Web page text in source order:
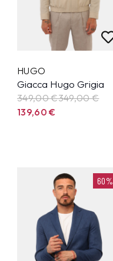
HUGO
Giacca Hugo Grigia
349,00 €349,00€
139,60€
60%